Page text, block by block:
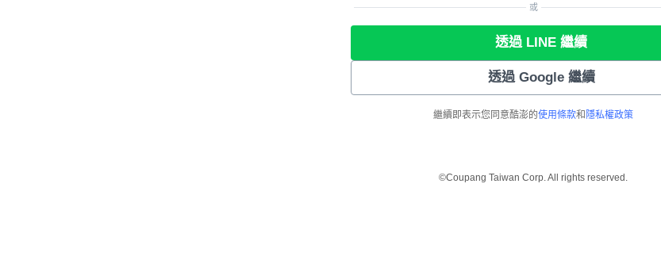
或
透過 LINE 繼續
透過 Google 繼續
繼續即表示您同意酷澎的使用條款和 隱私權政策
©Coupang Taiwan Corp. All rights reserved.